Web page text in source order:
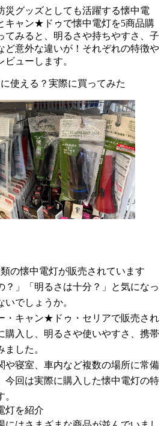
災グッズとしても活躍する懐中電
キャン★ドゥで懐中電灯を5商品購
てみると、明るさや持ちやすさ、子
ど意外な違いが！それぞれの特徴や
ューします。
使える？実際に買ってみた
の懐中電灯が販売されています
？」「明るさは十分？」と気になっ
でしょうか。
・キャン★ドゥ・セリアで販売され
購入し、明るさや使いやすさ、携帯
した。
や寝室、車内など複数の場所に常備
今回は実際に購入した懐中電灯の特
灯を紹介